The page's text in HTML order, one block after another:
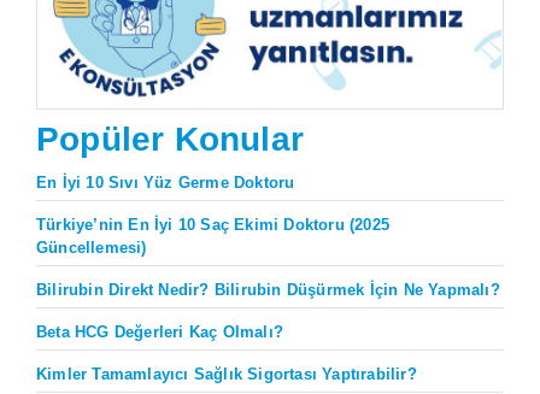
Popüler Konular
En İyi 10 Sıvı Yüz Germe Doktoru
Türkiye’nin En İyi 10 Saç Ekimi Doktoru (2025
Güncellemesi)
Bilirubin Direkt Nedir? Bilirubin Düşürmek İçin Ne Yapmalı?
Beta HCG Değerleri Kaç Olmalı?
Kimler Tamamlayıcı Sağlık Sigortası Yaptırabilir?